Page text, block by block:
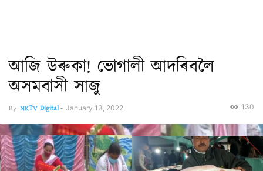
আজি উৰুকা! ভোগালী আদৰিবলৈ
অসমবাসী সাজু
By NKTV Digital- January 13, 2022 130